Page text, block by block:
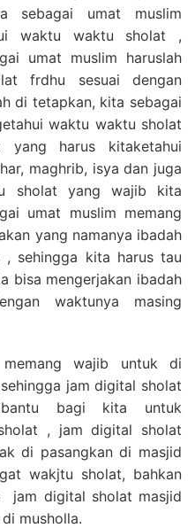
sebagai umat muslim
waktu waktu sholat ,
umat muslim haruslah
frdhu sesuai dengan
di tetapkan, kita sebagai
waktu waktu sholat
harus kitaketahui
maghrib, isya dan juga
sholat yang wajib kita
umat muslim memang
yang namanya ibadah
sehingga kita harus tau
bisa mengerjakan ibadah
waktunya masing
wajib untuk di
jam digital sholat
bagi kita untuk
, jam digital sholat
di pasangkan di masjid
wakjtu sholat, bahkan
jam digital sholat masjid
musholla.